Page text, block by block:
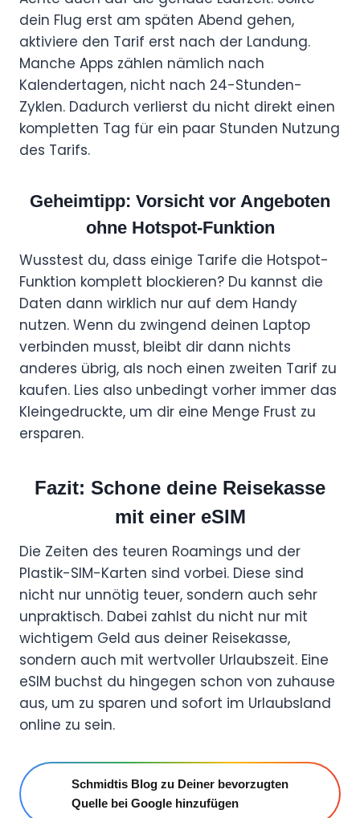
dein Flug erst am späten Abend gehen,
aktiviere den Tarif erst nach der Landung.
Manche Apps zählen nämlich nach
Kalendertagen, nicht nach 24-Stunden-
Zyklen. Dadurch verlierst du nicht direkt einen
kompletten Tag für ein paar Stunden Nutzung
des Tarifs.
Geheimtipp: Vorsicht vor Angeboten
ohne Hotspot-Funktion
Wusstest du, dass einige Tarife die Hotspot-
Funktion komplett blockieren? Du kannst die
Daten dann wirklich nur auf dem Handy
nutzen. Wenn du zwingend deinen Laptop
verbinden musst, bleibt dir dann nichts
anderes übrig, als noch einen zweiten Tarif zu
kaufen. Lies also unbedingt vorher immer das
Kleingedruckte, um dir eine Menge Frust zu
ersparen.
Fazit: Schone deine Reisekasse
mit einer eSIM
Die Zeiten des teuren Roamings und der
Plastik-SIM-Karten sind vorbei. Diese sind
nicht nur unnötig teuer, sondern auch sehr
unpraktisch. Dabei zahlst du nicht nur mit
wichtigem Geld aus deiner Reisekasse,
sondern auch mit wertvoller Urlaubszeit. Eine
eSIM buchst du hingegen schon von zuhause
aus, um zu sparen und sofort im Urlaubsland
online zu sein.
Schmidtis Blog zu Deiner bevorzugten
Quelle bei Google hinzufügen